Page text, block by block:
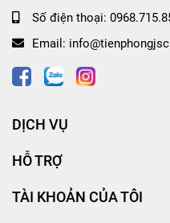
Số điện thoại:
Email:
DỊCH VỤ
HỖ TRỢ
TÀI KHOẢN CỦA TÔI